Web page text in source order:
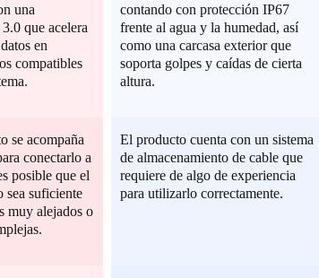
una
que acelera
en
compatibles
se acompaña
conectarlo a
posible que el
sea suficiente
muy alejados o
contando con protección IP67
frente al agua y la humedad, así
como una carcasa exterior que
soporta golpes y caídas de cierta
altura.
El producto cuenta con un sistema
de almacenamiento de cable que
requiere de algo de experiencia
para utilizarlo correctamente.